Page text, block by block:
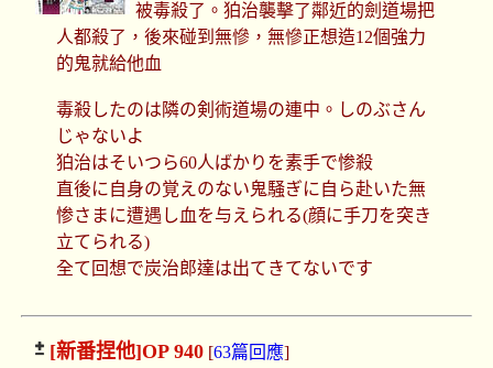
被毒殺了。狛治襲擊了鄰近的劍道場把
人都殺了，後來碰到無慘，無慘正想造12個強力
的鬼就給他血
毒殺したのは隣の剣術道場の連中。しのぶさん
じゃないよ
狛治はそいつら60人ばかりを素手で惨殺
直後に自身の覚えのない鬼騒ぎに自ら赴いた無
惨さまに遭遇し血を与えられる(顔に手刀を突き
立てられる)
全て回想で炭治郎達は出てきてないです
[新番捏他]OP 940[63篇回應]